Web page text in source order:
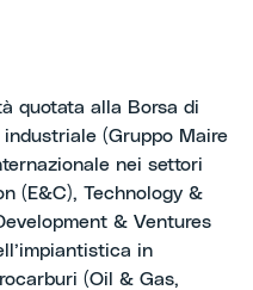
quotata alla Borsa di
(Gruppo Maire
nei settori
(E&C), Technology &
& Ventures
in
(Oil & Gas,